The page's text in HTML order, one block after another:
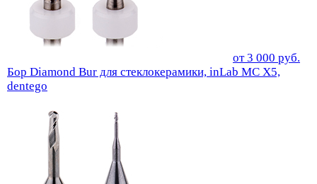
от3 000 руб.
Бор Diamond Bur для стеклокерамики, inLab MC X5,
dentego